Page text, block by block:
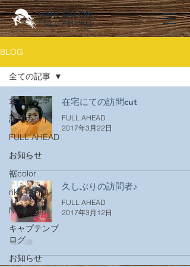
HAIR SALON
FULL AHEAD
BLOG
全ての記事
訪問カット
FULL AHEAD
お知らせ
裾color
rika_ネイル
New staff
キャプテンブ
ログ
お知らせ
全ての記事
在宅にての訪問cut
FULL AHEAD
2017年3月22日
久しぶりの訪問者♪
FULL AHEAD
2017年3月12日